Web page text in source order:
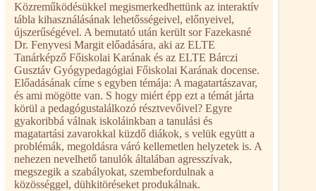
Közreműködésükkel megismerkedhettünk az interaktív
tábla kihasználásának lehetősségeivel, előnyeivel,
újszerűségével. A bemutató után került sor Fazekasné
Dr. Fenyvesi Margit előadására, aki az ELTE
Tanárképző Főiskolai Karának és az ELTE Bárczi
Gusztáv Gyógypedagógiai Főiskolai Karának docense.
Előadásának címe s egyben témája: A magatartászavar,
és ami mögötte van. S hogy miért épp ezt a témát járta
körül a pedagógustalálkozó résztvevőivel? Egyre
gyakoribbá válnak iskoláinkban a tanulási és
magatartási zavarokkal küzdő diákok, s velük együtt a
problémák, megoldásra váró kellemetlen helyzetek is. A
nehezen nevelhető tanulók általában agresszívak,
megszegik a szabályokat, szembefordulnak a
közösséggel, dühkitöréseket produkálnak.